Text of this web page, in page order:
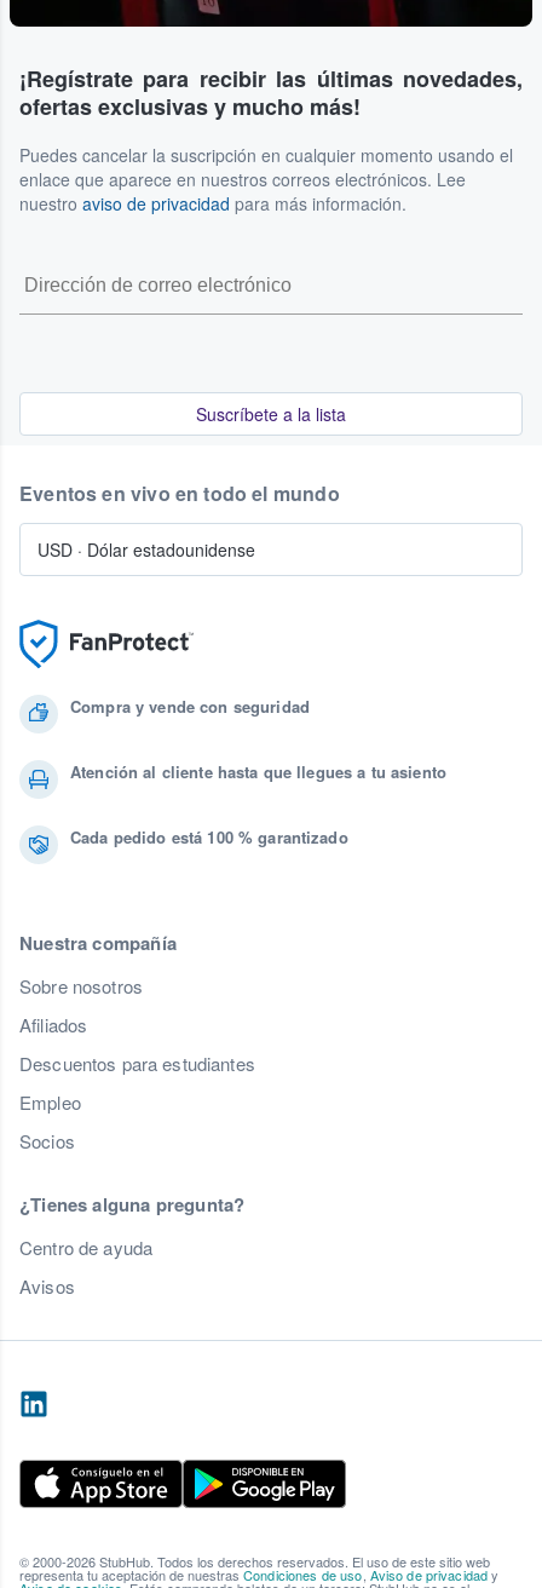
¡Regístrate para recibir las últimas novedades,
ofertas exclusivas y mucho más!
Puedes cancelar la suscripción en cualquier momento usando el
enlace que aparece en nuestros correos electrónicos. Lee
nuestro aviso de privacidad para más información.
Suscríbete a la lista
Compra y vende con seguridad
Atención al cliente hasta que llegues a tu asiento
Cada pedido está 100 % garantizado
Nuestra compañía
Sobre nosotros
Afiliados
Descuentos para estudiantes
Empleo
Socios
¿Tienes alguna pregunta?
Centro de ayuda
Avisos
Eventos en vivo en todo el mundo
USD · Dólar estadounidense
© 2000-2026 StubHub. Todos los derechos reservados. El uso de este sitio web
representa tu aceptación de nuestras Condiciones de uso, Aviso de privacidady